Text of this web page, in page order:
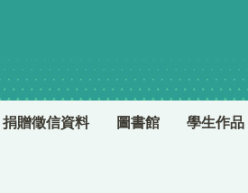
捐贈徵信資料 圖書館 學生作品